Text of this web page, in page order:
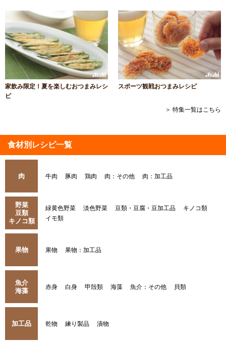
家飲み限定！夏を楽しむおつまみレシ
ピ
スポーツ観戦おつまみレシピ
＞ 特集一覧はこちら
食材別レシピ一覧
肉 牛肉 豚肉 鶏肉 肉：その他 肉：加工品
野菜
豆類
キノコ類
緑黄色野菜 淡色野菜 豆類・豆腐・豆加工品
キノコ類
イモ類
果物 果物 果物：加工品
魚介
海藻
赤身 白身 甲殻類 海藻 魚介：その他 貝類
加工品 乾物 練り製品 漬物